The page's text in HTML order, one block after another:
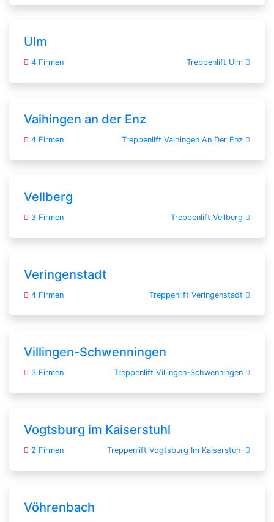
Ulm
4 Firmen Treppenlift Ulm
Vaihingen an der Enz
4 Firmen Treppenlift Vaihingen An Der Enz
Vellberg
3 Firmen Treppenlift Vellberg
Veringenstadt
4 Firmen Treppenlift Veringenstadt
Villingen-Schwenningen
3 Firmen Treppenlift Villingen-Schwenningen
Vogtsburg im Kaiserstuhl
2 Firmen Treppenlift Vogtsburg Im Kaiserstuhl
Vöhrenbach